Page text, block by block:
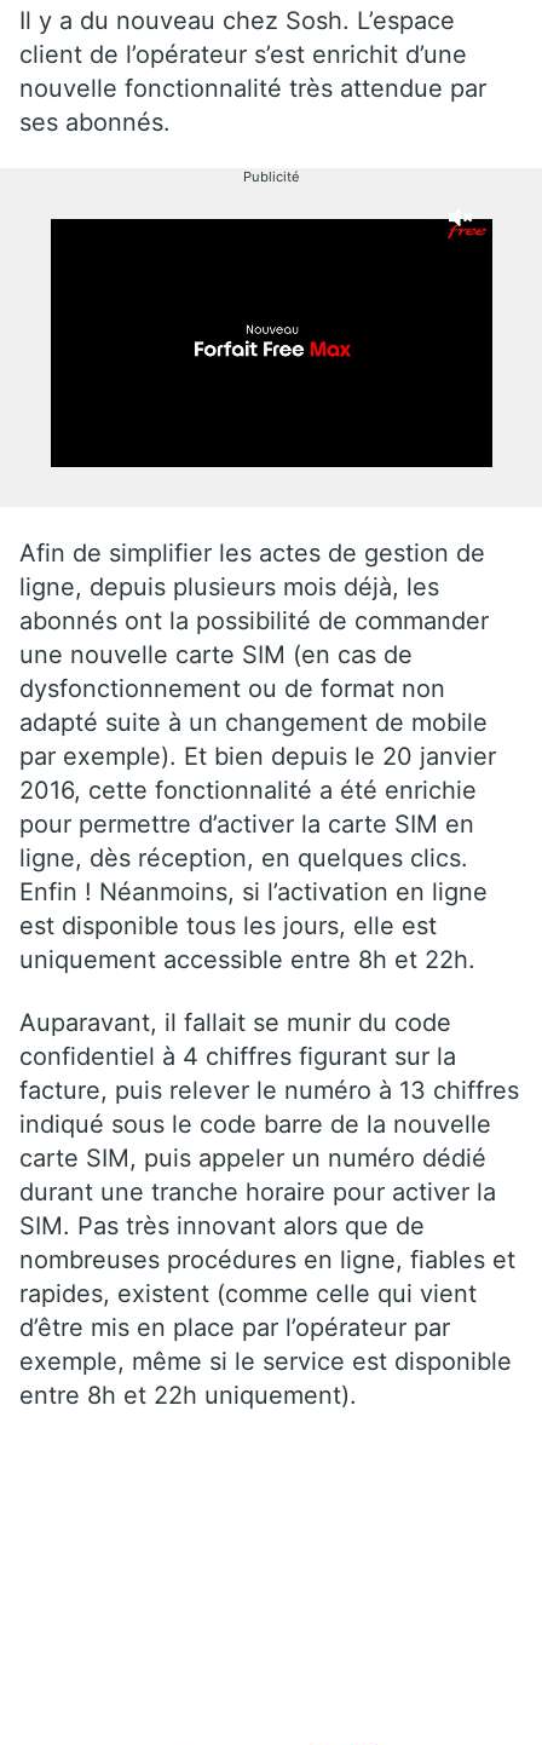
Il y a du nouveau chez Sosh. L’espace
client de l’opérateur s’est enrichit d’une
nouvelle fonctionnalité très attendue par
ses abonnés.
Publicité
Afin de simplifier les actes de gestion de
ligne, depuis plusieurs mois déjà, les
abonnés ont la possibilité de commander
une nouvelle carte SIM (en cas de
dysfonctionnement ou de format non
adapté suite à un changement de mobile
par exemple). Et bien depuis le 20 janvier
2016, cette fonctionnalité a été enrichie
pour permettre d’activer la carte SIM en
ligne, dès réception, en quelques clics.
Enfin ! Néanmoins, si l’activation en ligne
est disponible tous les jours, elle est
uniquement accessible entre 8h et 22h.
Auparavant, il fallait se munir du code
confidentiel à 4 chiffres figurant sur la
facture, puis relever le numéro à 13 chiffres
indiqué sous le code barre de la nouvelle
carte SIM, puis appeler un numéro dédié
durant une tranche horaire pour activer la
SIM. Pas très innovant alors que de
nombreuses procédures en ligne, fiables et
rapides, existent (comme celle qui vient
d’être mis en place par l’opérateur par
exemple, même si le service est disponible
entre 8h et 22h uniquement).